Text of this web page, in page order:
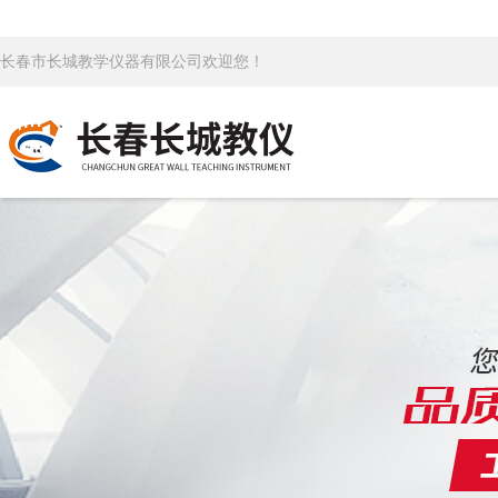
长春市长城教学仪器有限公司欢迎您！